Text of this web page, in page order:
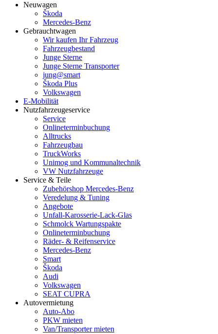
Neuwagen
Škoda
Mercedes-Benz
Gebrauchtwagen
Wir kaufen Ihr Fahrzeug
Fahrzeugbestand
Junge Sterne
Junge Sterne Transporter
jung@smart
Škoda Plus
Volkswagen
E-Mobilität
Nutzfahrzeugeservice
Service
Onlineterminbuchung
Alltrucks
Fahrzeugbau
TruckWorks
Unimog und Kommunaltechnik
VW Nutzfahrzeuge
Service & Teile
Zubehörshop Mercedes-Benz
Veredelung & Tuning
Angebote
Unfall-Karosserie-Lack-Glas
Schmolck Wartungspakte
Onlineterminbuchung
Räder- & Reifenservice
Mercedes-Benz
Smart
Škoda
Audi
Volkswagen
SEAT CUPRA
Autovermietung
Auto-Abo
PKW mieten
Van/Transporter mieten